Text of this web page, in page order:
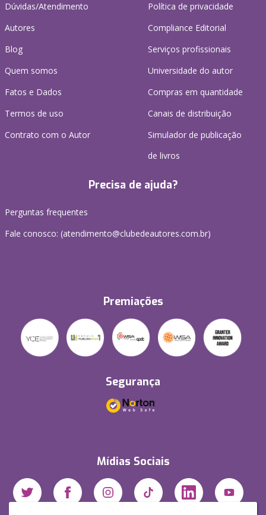
Dúvidas/Atendimento
Autores
Blog
Quem somos
Fatos e Dados
Termos de uso
Contrato com o Autor
Política de privacidade
Compliance Editorial
Serviços profissionais
Universidade do autor
Compras em quantidade
Canais de distribuição
Simulador de publicação
de livros
Precisa de ajuda?
Perguntas frequentes
Fale conosco: (atendimento@clubedeautores.com.br)
Premiações
Segurança
Mídias Sociais